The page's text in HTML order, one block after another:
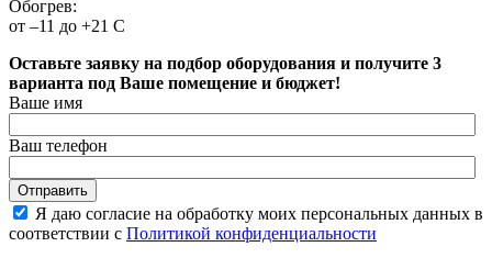
Обогрев:
от –11 до +21 С
Оставьте заявку на подбор оборудования и получите 3
варианта под Ваше помещение и бюджет!
Ваше имя
Ваш телефон
Отправить
Я даю согласие на обработку моих персональных данных в
соответствии с Политикой конфиденциальности